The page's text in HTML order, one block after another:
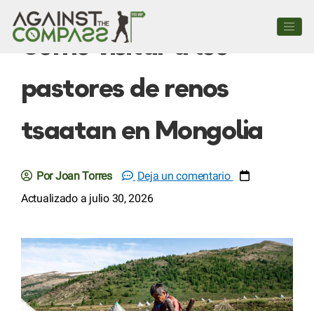
Cómo visitar a los
pastores de renos
tsaatan en Mongolia
Por Joan Torres
Deja un comentario
Actualizado a julio 30, 2026